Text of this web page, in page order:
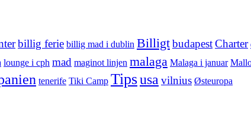
billig ferie billig mad i dublin BilligtbudapestCharter
lounge i cph mad maginot linjen malaga Malaga i januar
tenerife Tiki Camp Tipsusa vilnius Østeuropa